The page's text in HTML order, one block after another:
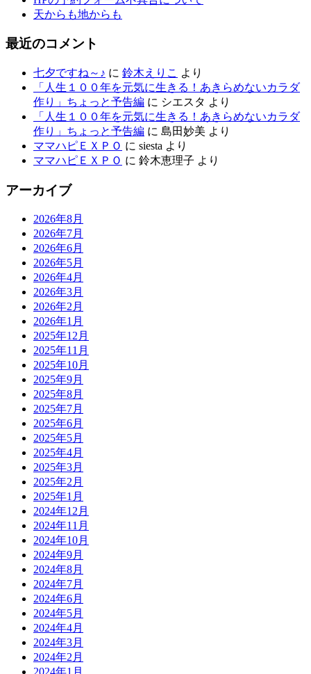
天からも地からも
最近のコメント
七夕ですね～♪ に 鈴木えりこ より
「人生１００年を元気に生きる！あきらめないカラダ
作り」ちょっと予告編 に シエスタ より
「人生１００年を元気に生きる！あきらめないカラダ
作り」ちょっと予告編 に 島田妙美 より
ママハピＥＸＰＯ に siesta より
ママハピＥＸＰＯ に 鈴木恵理子 より
アーカイブ
2026年8月
2026年7月
2026年6月
2026年5月
2026年4月
2026年3月
2026年2月
2026年1月
2025年12月
2025年11月
2025年10月
2025年9月
2025年8月
2025年7月
2025年6月
2025年5月
2025年4月
2025年3月
2025年2月
2025年1月
2024年12月
2024年11月
2024年10月
2024年9月
2024年8月
2024年7月
2024年6月
2024年5月
2024年4月
2024年3月
2024年2月